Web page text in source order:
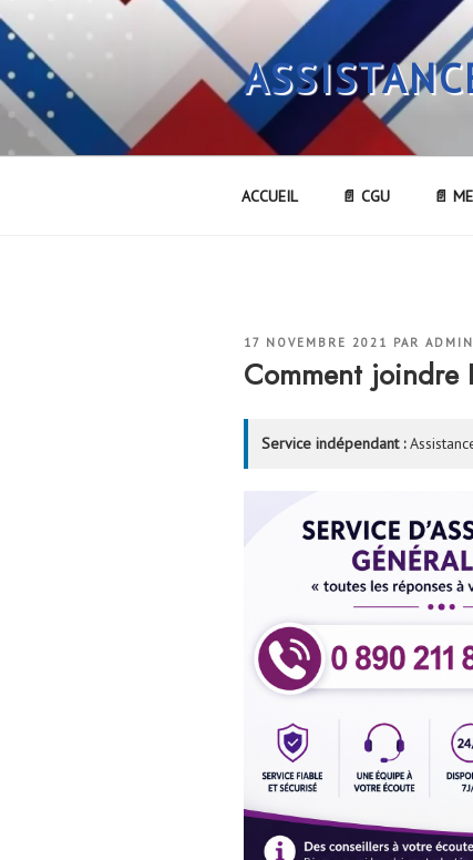
Aller
au
contenu
principal
ACCUEIL 📄 CGU 📄
PUBLIÉ
17 NOVEMBRE 2021 PAR
Comment joindre
Service indépendant :